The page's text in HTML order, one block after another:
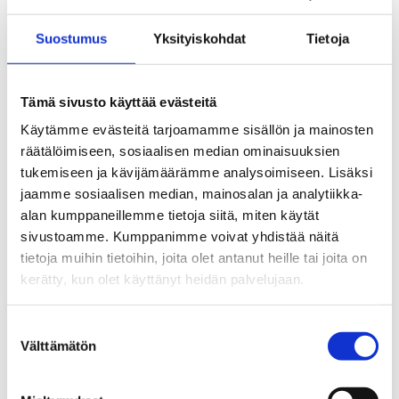
Suostumus Yksityiskohdat Tietoja
Tämä sivusto käyttää evästeitä
Käytämme evästeitä tarjoamamme sisällön ja mainosten
räätälöimiseen, sosiaalisen median ominaisuuksien
tukemiseen ja kävijämäärämme analysoimiseen. Lisäksi
jaamme sosiaalisen median, mainosalan ja analytiikka-
alan kumppaneillemme tietoja siitä, miten käytät
sivustoamme. Kumppanimme voivat yhdistää näitä
tietoja muihin tietoihin, joita olet antanut heille tai joita on
kerätty, kun olet käyttänyt heidän palvelujaan.
valinta
Välttämätön
Aurinkorinteen koulu
Haapaniemen koulu
Hiltulanlahden koulu
Kalevalan koulu
Kettulan koulu
Länsi-Puijon koulu
Martti Ahtisaaren koulu
Pirtin koulu
Rajalan koulu
Snellmanin koulu ja Niiralan yksikkö
Särkiniemen koulu
Puijonsarven koulu